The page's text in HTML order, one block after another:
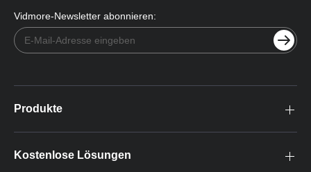
Vidmore-Newsletter abonnieren:
Produkte
Kostenlose Lösungen